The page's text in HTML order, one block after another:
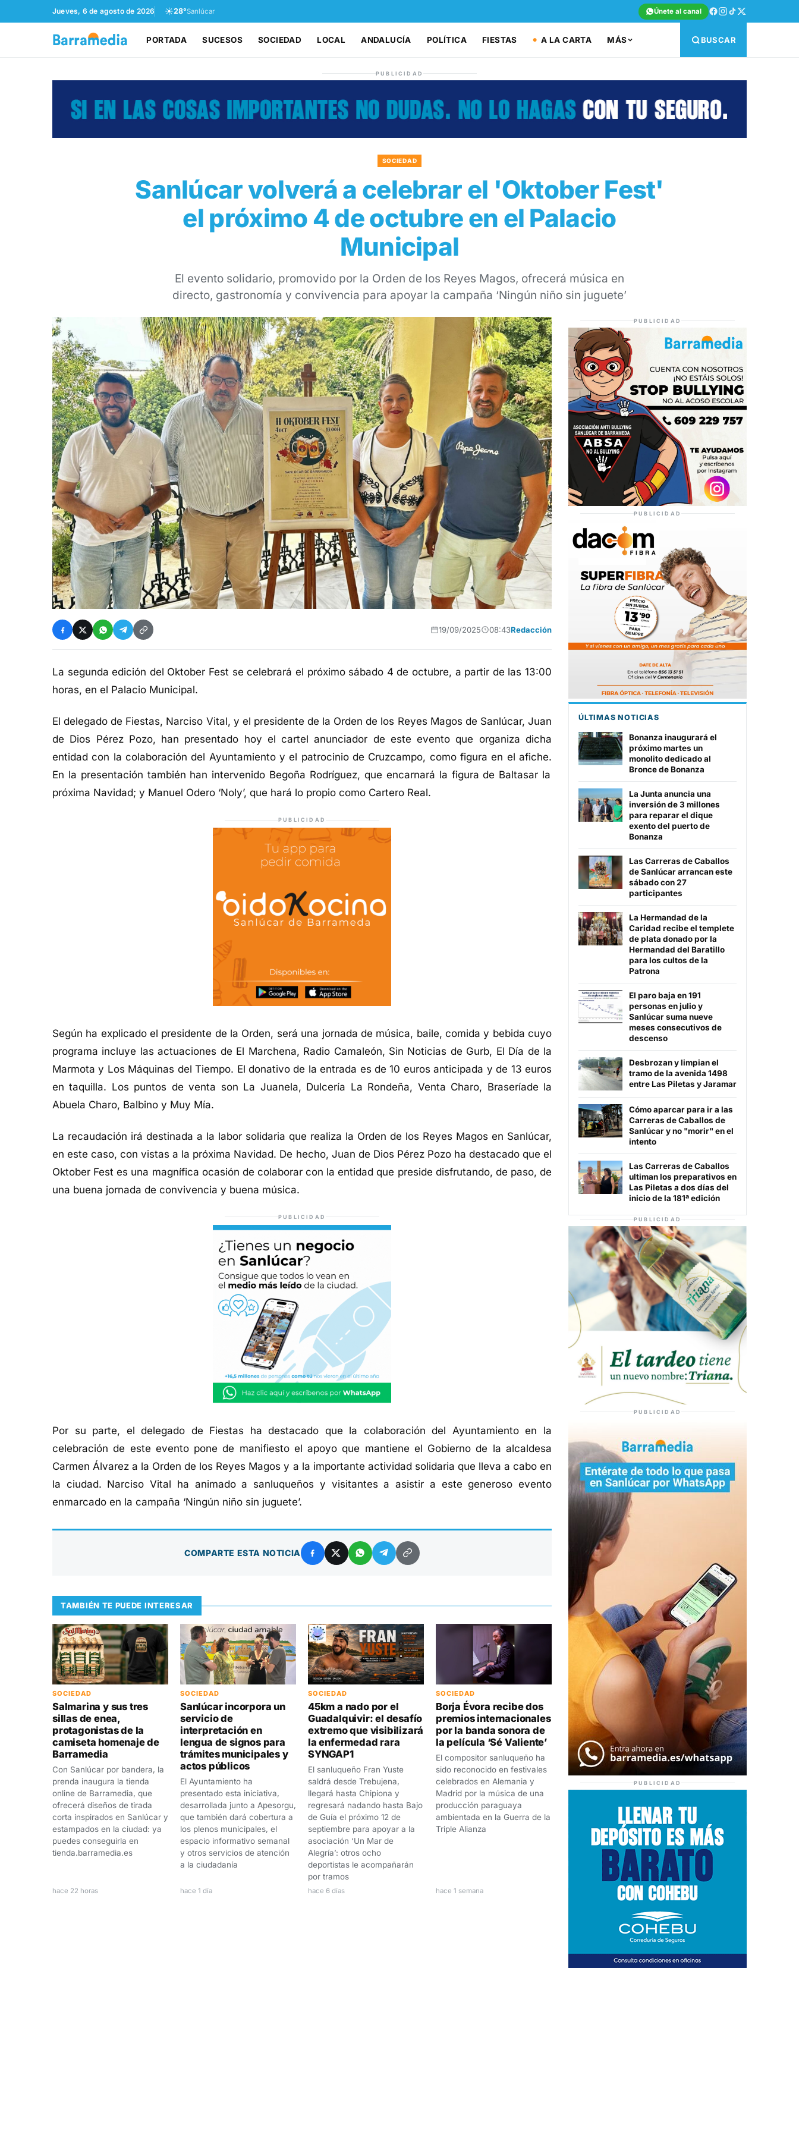
Jueves, 6 de agosto de 2026 ☀️28°Sanlúcar Únete al canal
PORTADA SUCESOS SOCIEDAD LOCAL ANDALUCÍA POLÍTICA FIESTAS A LA CARTA MÁS BUSCAR
PUBLICIDAD
SOCIEDAD
Sanlúcar volverá a celebrar el 'Oktober Fest'
el próximo 4 de octubre en el Palacio
Municipal
El evento solidario, promovido por la Orden de los Reyes Magos, ofrecerá música en
directo, gastronomía y convivencia para apoyar la campaña ‘Ningún niño sin juguete’
19/09/2025 08:43Redacción
La segunda edición del Oktober Fest se celebrará el próximo sábado 4 de octubre, a partir de las 13:00
horas, en el Palacio Municipal.
El delegado de Fiestas, Narciso Vital, y el presidente de la Orden de los Reyes Magos de Sanlúcar, Juan
de Dios Pérez Pozo, han presentado hoy el cartel anunciador de este evento que organiza dicha
entidad con la colaboración del Ayuntamiento y el patrocinio de Cruzcampo, como figura en el afiche.
En la presentación también han intervenido Begoña Rodríguez, que encarnará la figura de Baltasar la
próxima Navidad; y Manuel Odero ‘Noly’, que hará lo propio como Cartero Real.
PUBLICIDAD
Según ha explicado el presidente de la Orden, será una jornada de música, baile, comida y bebida cuyo
programa incluye las actuaciones de El Marchena, Radio Camaleón, Sin Noticias de Gurb, El Día de la
Marmota y Los Máquinas del Tiempo. El donativo de la entrada es de 10 euros anticipada y de 13 euros
en taquilla. Los puntos de venta son La Juanela, Dulcería La Rondeña, Venta Charo, Braseríade la
Abuela Charo, Balbino y Muy Mía.
La recaudación irá destinada a la labor solidaria que realiza la Orden de los Reyes Magos en Sanlúcar,
en este caso, con vistas a la próxima Navidad. De hecho, Juan de Dios Pérez Pozo ha destacado que el
Oktober Fest es una magnífica ocasión de colaborar con la entidad que preside disfrutando, de paso, de
una buena jornada de convivencia y buena música.
PUBLICIDAD
Por su parte, el delegado de Fiestas ha destacado que la colaboración del Ayuntamiento en la
celebración de este evento pone de manifiesto el apoyo que mantiene el Gobierno de la alcaldesa
Carmen Álvarez a la Orden de los Reyes Magos y a la importante actividad solidaria que lleva a cabo en
la ciudad. Narciso Vital ha animado a sanluqueños y visitantes a asistir a este generoso evento
enmarcado en la campaña ‘Ningún niño sin juguete’.
COMPARTE ESTA NOTICIA
TAMBIÉN TE PUEDE INTERESAR
SOCIEDAD
Salmarina y sus tres
sillas de enea,
protagonistas de la
camiseta homenaje de
Barramedia
Con Sanlúcar por bandera, la
prenda inaugura la tienda
online de Barramedia, que
ofrecerá diseños de tirada
corta inspirados en Sanlúcar y
estampados en la ciudad: ya
puedes conseguirla en
tienda.barramedia.es
hace 22 horas
SOCIEDAD
Sanlúcar incorpora un
servicio de
interpretación en
lengua de signos para
trámites municipales y
actos públicos
El Ayuntamiento ha
presentado esta iniciativa,
desarrollada junto a Apesorgu,
que también dará cobertura a
los plenos municipales, el
espacio informativo semanal
y otros servicios de atención
a la ciudadanía
hace 1 día
SOCIEDAD
45km a nado por el
Guadalquivir: el desafío
extremo que visibilizará
la enfermedad rara
SYNGAP1
El sanluqueño Fran Yuste
saldrá desde Trebujena,
llegará hasta Chipiona y
regresará nadando hasta Bajo
de Guía el próximo 12 de
septiembre para apoyar a la
asociación ‘Un Mar de
Alegría’: otros ocho
deportistas le acompañarán
por tramos
hace 6 días
SOCIEDAD
Borja Évora recibe dos
premios internacionales
por la banda sonora de
la película ‘Sé Valiente’
El compositor sanluqueño ha
sido reconocido en festivales
celebrados en Alemania y
Madrid por la música de una
producción paraguaya
ambientada en la Guerra de la
Triple Alianza
hace 1 semana
PUBLICIDAD
PUBLICIDAD
ÚLTIMAS NOTICIAS
Bonanza inaugurará el
próximo martes un
monolito dedicado al
Bronce de Bonanza
La Junta anuncia una
inversión de 3 millones
para reparar el dique
exento del puerto de
Bonanza
Las Carreras de Caballos
de Sanlúcar arrancan este
sábado con 27
participantes
La Hermandad de la
Caridad recibe el templete
de plata donado por la
Hermandad del Baratillo
para los cultos de la
Patrona
El paro baja en 191
personas en julio y
Sanlúcar suma nueve
meses consecutivos de
descenso
Desbrozan y limpian el
tramo de la avenida 1498
entre Las Piletas y Jaramar
Cómo aparcar para ir a las
Carreras de Caballos de
Sanlúcar y no "morir" en el
intento
Las Carreras de Caballos
ultiman los preparativos en
Las Piletas a dos días del
inicio de la 181ª edición
PUBLICIDAD
PUBLICIDAD
PUBLICIDAD